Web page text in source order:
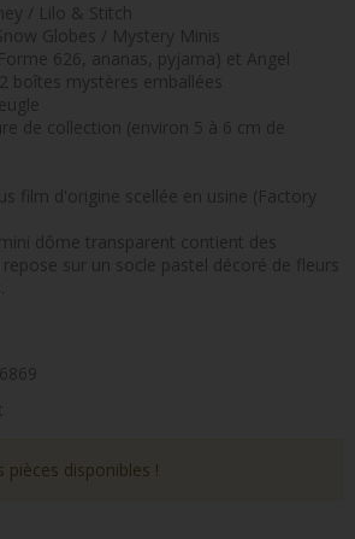
/ Lilo & Stitch
Globes / Mystery Minis
626, ananas, pyjama) et Angel
boîtes mystères emballées
de collection (environ 5 à 6 cm de
film d'origine scellée en usine (Factory
dôme transparent contient des
sur un socle pastel décoré de fleurs
disponibles !